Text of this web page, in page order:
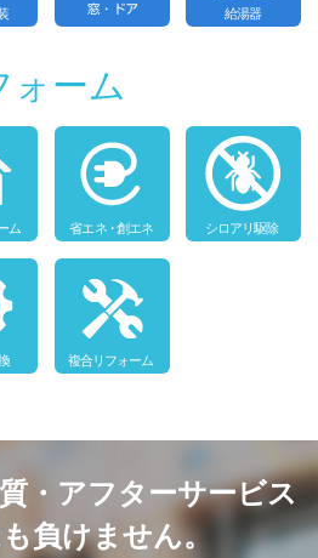
ォーム
・アフターサービス
負けません。